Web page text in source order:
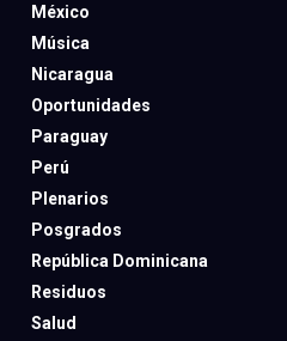
México
Música
Nicaragua
Oportunidades
Paraguay
Perú
Plenarios
Posgrados
República Dominicana
Residuos
Salud